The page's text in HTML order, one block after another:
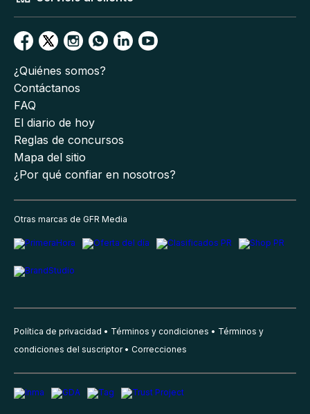
¿Quiénes somos?
Contáctanos
FAQ
El diario de hoy
Reglas de concursos
Mapa del sitio
¿Por qué confiar en nosotros?
Otras marcas de GFR Media
Política de privacidad Términos y condiciones
Términos y
condiciones del suscriptor
Correcciones